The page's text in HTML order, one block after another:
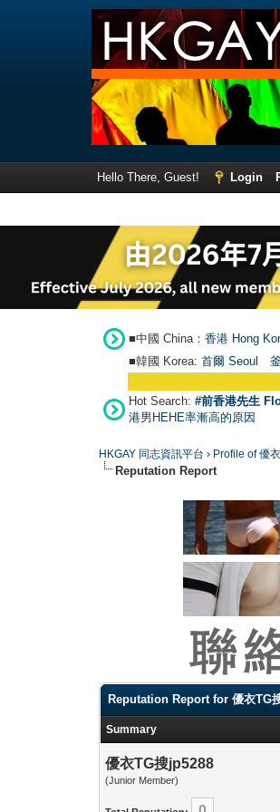
Hello There, Guest! Login
■中國 China： 香港 Hong
■韓國 Korea: 首爾 Seou
Hot Search: #前香港先生
港男HEHE率漸高的原因
HKGAY 同志資訊平台 › Profile of 優
Reputation Report
Reputation Report for 優衣TG
Summary
優衣TG搜jp5288
(Junior Member)